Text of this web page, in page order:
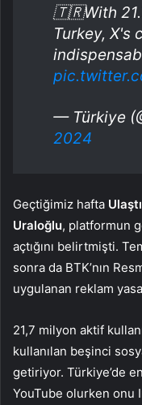
🇹🇷With
Turkey, X's
— Türkiye
2024
Geçtiğimiz hafta
Uraloğlu, platformun
açtığını belirtmişti.
sonra da BTK’nın
uygulanan reklam
21,7 milyon aktif
kullanılan beşinci
getiriyor. Türkiye’de
YouTube olurken onu